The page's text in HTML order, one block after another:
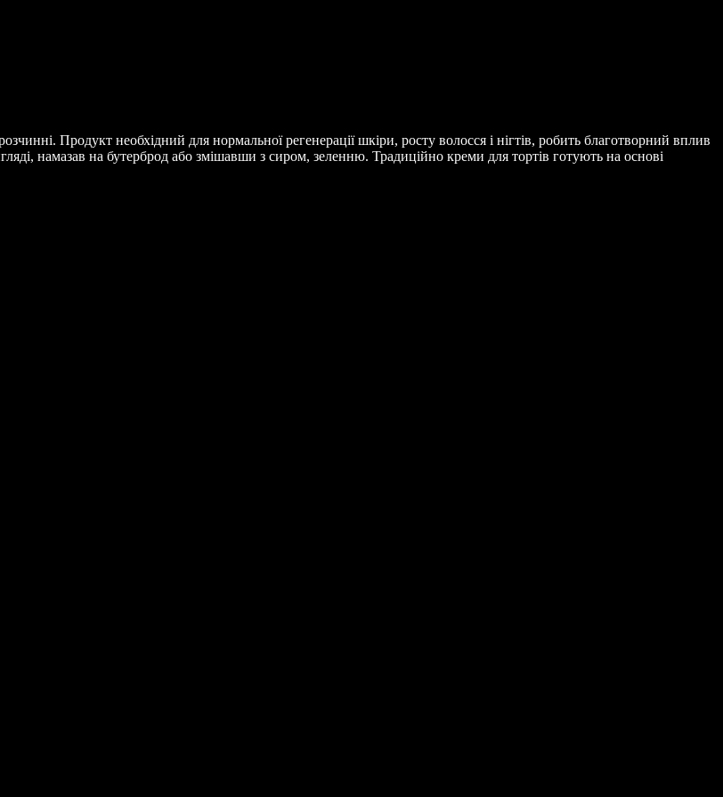
Продукт необхідний для нормальної регенерації шкіри, росту волосся і нігтів, робить благотворний вплив
намазав на бутерброд або змішавши з сиром, зеленню. Традиційно креми для тортів готують на основі